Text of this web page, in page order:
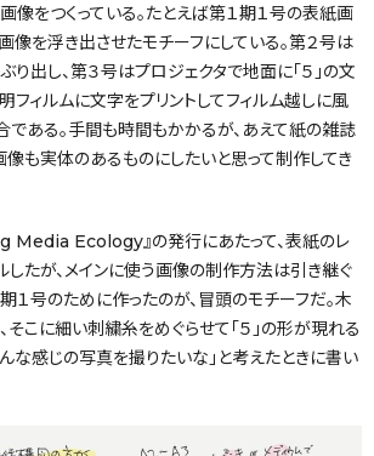
像をつくっている。たとえば第１期１号の表紙画
画像を浮き出させたモチーフにしている。第２号は
り出し、第３号はプロジェクタで地面に「５」の文
フィルムに文字をプリントしてフィルム越しに風
である。手間も時間もかかるが、あえて紙の雑誌
像も実体のあるものにしたいと思って制作してき
Media Ecology』の発行にあたって、表紙のレ
したが、メインに使う画像の制作方法は引き継ぐ
１号のために作ったのが、冒頭のモチーフだ。木
そこに細い刺繍糸をめぐらせて「５」の形が現れる
んな感じの写真を撮りたいな」と考えたときに書い